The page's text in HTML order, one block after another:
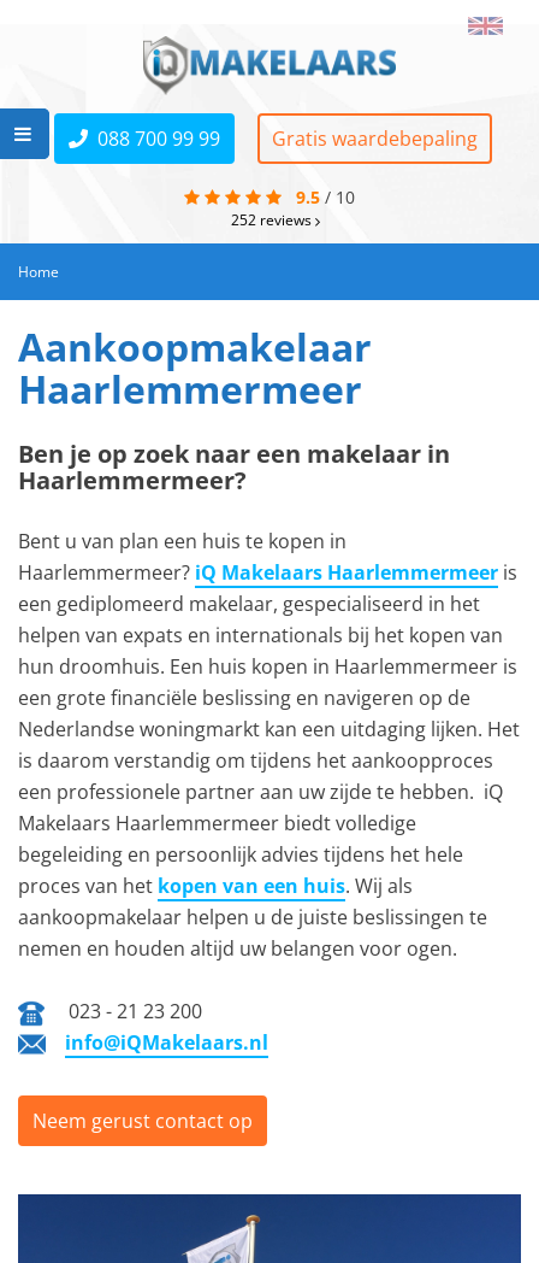
088 700 99 99 Gratis waardebepaling
9.5 / 10
252 reviews
Home
Aankoopmakelaar
Haarlemmermeer
Ben je op zoek naar een makelaar in
Haarlemmermeer?
Bent u van plan een huis te kopen in
Haarlemmermeer? iQ Makelaars Haarlemmermeer is
een gediplomeerd makelaar, gespecialiseerd in het
helpen van expats en internationals bij het kopen van
hun droomhuis. Een huis kopen in Haarlemmermeer is
een grote financiële beslissing en navigeren op de
Nederlandse woningmarkt kan een uitdaging lijken. Het
is daarom verstandig om tijdens het aankoopproces
een professionele partner aan uw zijde te hebben. iQ
Makelaars Haarlemmermeer biedt volledige
begeleiding en persoonlijk advies tijdens het hele
proces van het kopen van een huis. Wij als
aankoopmakelaar helpen u de juiste beslissingen te
nemen en houden altijd uw belangen voor ogen.
023 - 21 23 200
info@iQMakelaars.nl
Neem gerust contact op